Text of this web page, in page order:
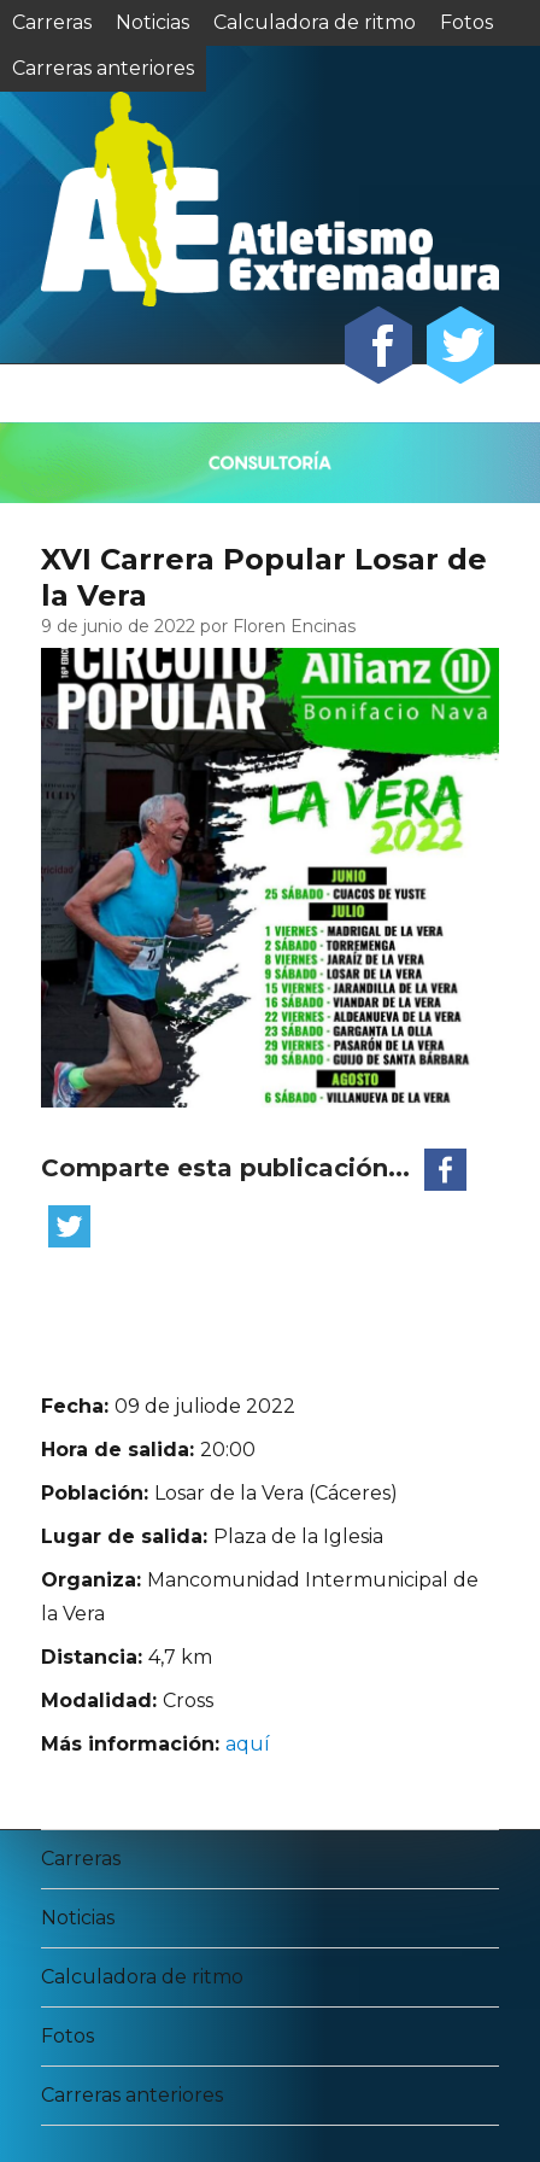
Carreras Noticias Calculadora de ritmo
Fotos
Carreras anteriores
XVI Carrera Popular Losar de
la Vera
9 de junio de 2022 por Floren Encinas
Comparte esta publicación...
Fecha:09 de juliode 2022
Hora de salida:20:00
Población: Losar de la Vera (Cáceres)
Lugar de salida: Plaza de la Iglesia
Organiza: Mancomunidad Intermunicipal de
la Vera
Distancia:4,7 km
Modalidad:Cross
Más información:aquí
Carreras
Noticias
Calculadora de ritmo
Fotos
Carreras anteriores